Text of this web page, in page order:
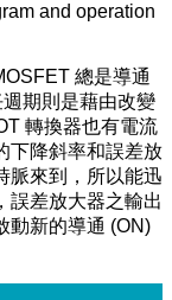
and operation
總是導通
期則是藉由改變
轉換器也有電流
下降斜率和誤差放
脈來到，所以能迅
誤差放大器之輸出
動新的導通 (ON)